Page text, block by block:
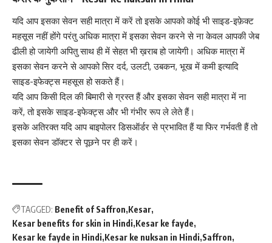
यदि आप इसका सेवन सही मात्रा में करें तो इसके आपको कोई भी साइड-इफ़ेक्ट
महसूस नहीं होंगे परंतु अधिक मात्रा में इसका सेवन करने से ना केवल आपकी जेब
ढीली हो जायेगी अपितु साथ ही में सेहत भी ख़राब हो जायेगी। अधिक मात्रा में
इसका सेवन करने से आपको सिर दर्द, उलटी, उबकन, भूख में कमी इत्यादि
साइड-इफेक्ट्स महसूस हो सकते हैं।
यदि आप किसी दिल की बिमारी से ग्रस्त हैं और इसका सेवन सही मात्रा में ना
करें, तो इसके साइड-इफेक्ट्स और भी गंभीर रूप ले लेते हैं।
इसके अतिरक्त यदि आप बाइपोलर डिसऑर्डर से प्रभावित हैं या फिर गर्भवती हैं तो
इसका सेवन डॉक्टर से पूछने पर ही करें।
TAGGED: Benefit of Saffron Kesar
Kesar benefits for skin in Hindi Kesar ke fayde
Kesar ke fayde in Hindi Kesar ke nuksan in Hindi Saffron